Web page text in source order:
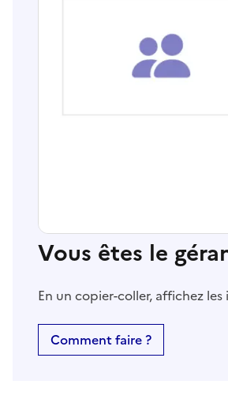
Vous êtes le
En un copier-coller, affichez
Comment faire ?